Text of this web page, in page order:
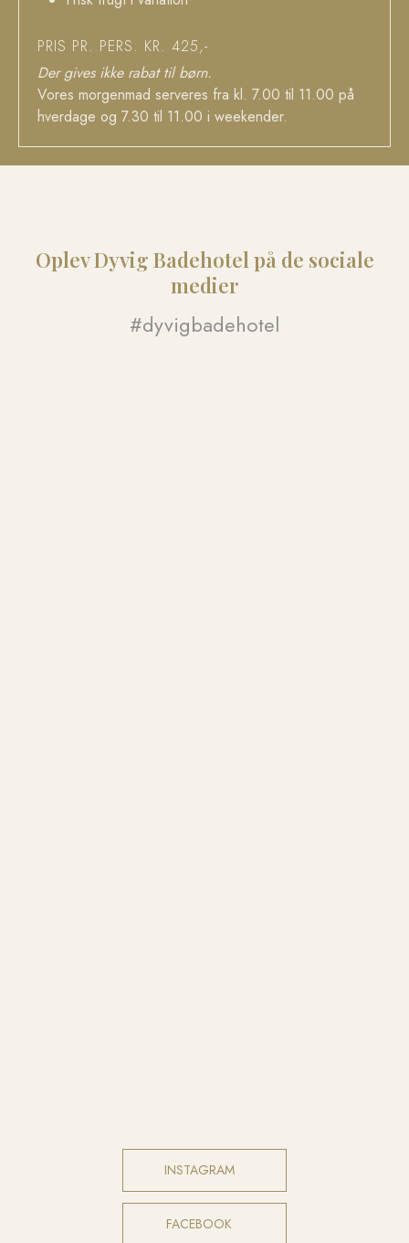
PRIS PR. PERS. KR. 425,-
Der gives ikke rabat til børn.
Vores morgenmad serveres fra kl. 7.00 til 11.00 på
hverdage og 7.30 til 11.00 i weekender.
Oplev Dyvig Badehotel på de sociale
medier​
#dyvigbadehotel
INSTAGRAM​
FACEBOOK​